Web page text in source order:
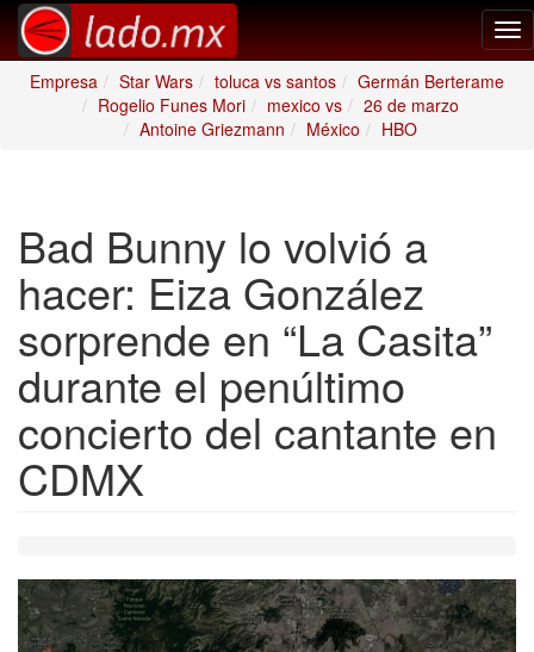
Empresa
Star Wars toluca vs santos
Germán Berterame
Rogelio Funes Mori
mexico vs
26 de marzo
Antoine Griezmann
México HBO
Bad Bunny lo volvió a
hacer: Eiza González
sorprende en “La Casita”
durante el penúltimo
concierto del cantante en
CDMX